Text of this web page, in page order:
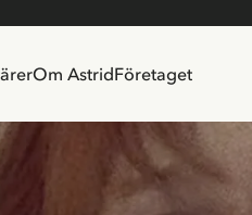
Om AstridFöretaget